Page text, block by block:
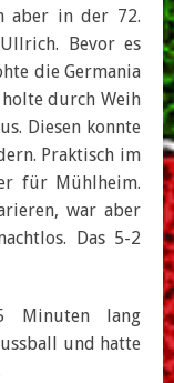
aber in der 72.
Bevor es
die Germania
durch Weih
Diesen konnte
Praktisch im
für Mühlheim.
war aber
Das 5-2
Minuten lang
und hatte